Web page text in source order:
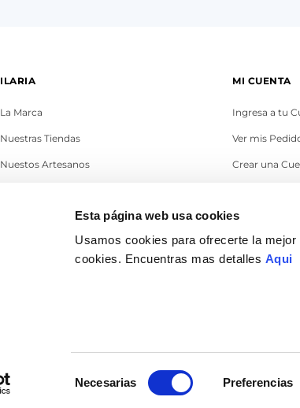
Esta página web usa cookies
Usamos cookies para ofrecerte la
cookies. Encuentras mas detalles Aqui
Necesarias Preferencias
ILARIA
La Marca
Nuestras Tiendas
Nuestos Artesanos
Trabaja con nosotros
MI CUENTA
Ingresa a tu
Ver mis
Crear una
©